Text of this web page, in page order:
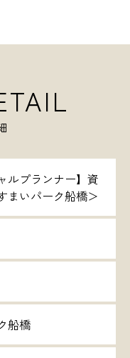
ルプランナー】資
まいパーク船橋＞
船橋